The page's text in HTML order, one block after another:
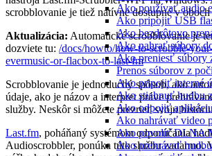
Ako používať audio
Ako pripojiť USB
Ako bezdrôtovo
Ako nahrať súbory
Ako preniesť súbory
Prenos súborov z
Ako pripojiť interné
Ako stiahnuť hudbu
Ako odpojiť
Ako nahrávať video
Ako povoliť DLNA
Ako prehrávať
scrobblovanie je tiež natívne dostupné v
Aktualizácia: Automatické scrobblovanie je
dozviete tu: /docs/howto/how-to-scrobble-
evermusic-or-flacbox-to-last-fm
Scrobblovanie je jednoduchý spôsob, ako
údaje, ako je názov a interpret práve
služby. Neskôr si môžete prezrieť svoju
Last.fm, poháňaný systémom odporúčania
Audioscrobbler, ponúka túto službu zadarmo.